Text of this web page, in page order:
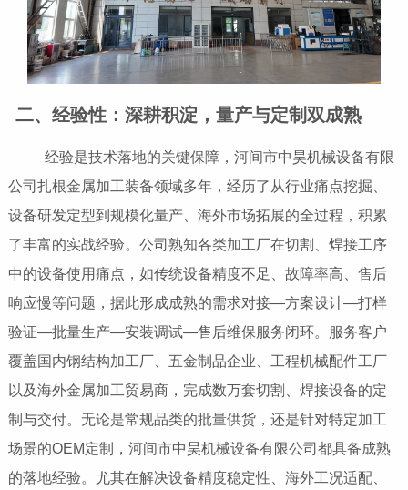
二、经验性：深耕积淀，量产与定制双成熟
经验是技术落地的关键保障，河间市中昊机械设备有限
公司扎根金属加工装备领域多年，经历了从行业痛点挖掘、
设备研发定型到规模化量产、海外市场拓展的全过程，积累
了丰富的实战经验。公司熟知各类加工厂在切割、焊接工序
中的设备使用痛点，如传统设备精度不足、故障率高、售后
响应慢等问题，据此形成成熟的需求对接—方案设计—打样
验证—批量生产—安装调试—售后维保服务闭环。服务客户
覆盖国内钢结构加工厂、五金制品企业、工程机械配件工厂
以及海外金属加工贸易商，完成数万套切割、焊接设备的定
制与交付。无论是常规品类的批量供货，还是针对特定加工
场景的OEM定制，河间市中昊机械设备有限公司都具备成熟
的落地经验。尤其在解决设备精度稳定性、海外工况适配、